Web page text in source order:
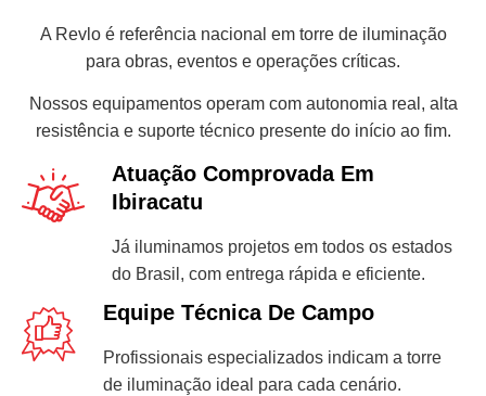
A Revlo é referência nacional em torre de iluminação
para obras, eventos e operações críticas.
Nossos equipamentos operam com autonomia real, alta
resistência e suporte técnico presente do início ao fim.
Atuação Comprovada Em
Ibiracatu
Já iluminamos projetos em todos os estados
do Brasil, com entrega rápida e eficiente.
Equipe Técnica De Campo
Profissionais especializados indicam a torre
de iluminação ideal para cada cenário.